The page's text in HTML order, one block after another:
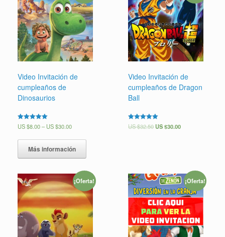
Video Invitación de
cumpleaños de
Dinosaurios
Valorado en
5.00
US $8.00– US $30.00
Más información
Video Invitación de
cumpleaños de Dragon
Ball
Valorado en
5.00
US $32.50US $30.00
¡Oferta! ¡Oferta!